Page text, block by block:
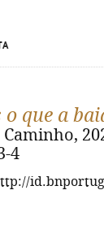
o que a
4